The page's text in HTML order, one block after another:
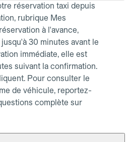
réservation taxi depuis
rubrique Mes
à l'avance,
30 minutes avant le
immédiate, elle est
suivant la confirmation.
Pour consulter le
de véhicule, reportez-
complète sur